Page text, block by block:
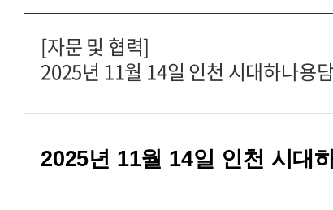
[자문 및 협력]
2025년 11월 14일 인천 시대하나용
2025년 11월 14일 인천 시대